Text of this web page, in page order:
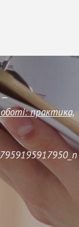
—
практика,